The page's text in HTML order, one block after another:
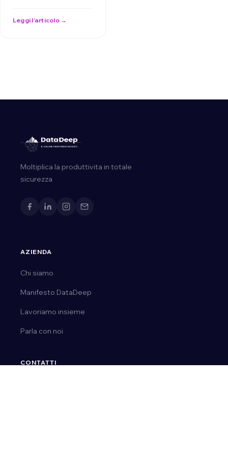
Descrive tecniche …
Leggi l’articolo →
Moltiplica la produttivita in totale
sicurezza
AZIENDA
Chi siamo
Manifesto DataDeep
Lavoriamo insieme
Parla con noi
CONTATTI